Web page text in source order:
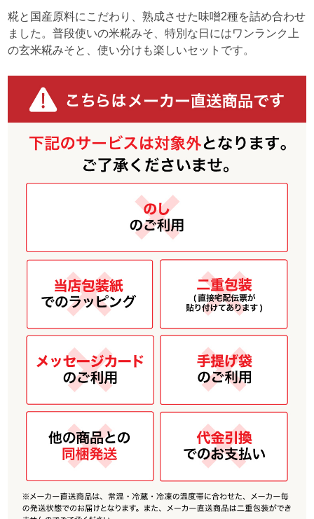
糀と国産原料にこだわり、熟成させた味噌2種を詰め合わせ
ました。普段使いの米糀みそ、特別な日にはワンランク上
の玄米糀みそと、使い分けも楽しいセットです。